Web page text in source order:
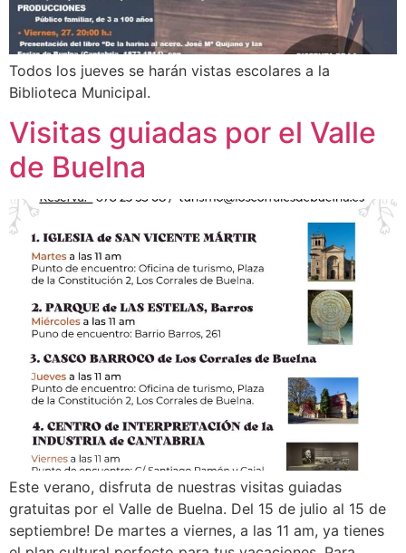
Todos los jueves se harán vistas escolares a la
Biblioteca Municipal.
Visitas guiadas por el Valle
de Buelna
Este verano, disfruta de nuestras visitas guiadas
gratuitas por el Valle de Buelna. Del 15 de julio al 15 de
septiembre! De martes a viernes, a las 11 am, ya tienes